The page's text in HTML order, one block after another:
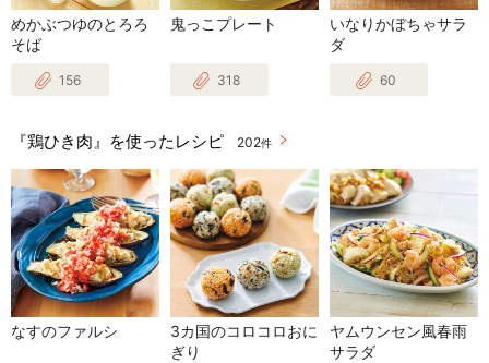
めかぶつゆのとろろ
そば
156
鬼っこプレート
318
いなりかぼちゃサラ
ダ
60
『鶏ひき肉』を使ったレシピ 202件
なすのファルシ
3カ国のコロコロおに
ぎり
ヤムウンセン風春雨
サラダ